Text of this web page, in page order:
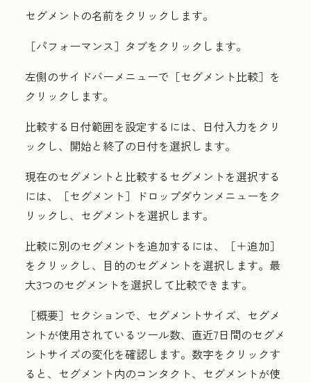
セグメントの名前をクリックします。
［パフォーマンス］ タブをクリックします。
左側のサイドバーメニューで ［セグメント比較］を
クリックします。
比較する日付範囲を設定するには、
日付入力をクリ
ックし、開始と終了の日付を選択します。
現在のセグメントと比較するセグメントを選択する
には、
［セグメント］ドロップダウンメニューをク
リックし、 セグメントを選択します。
比較に別のセグメントを追加するには、
［＋追加］
をクリックし、目的のセグメントを選択します。最
大3つのセグメントを選択して比較できます。
［概要］セクションで、セグメントサイズ、セグメ
ントが使用されているツール数、直近7日間のセグメ
ントサイズの変化を確認します。 数字をクリックす
ると、セグメント内のコンタクト、セグメントが使